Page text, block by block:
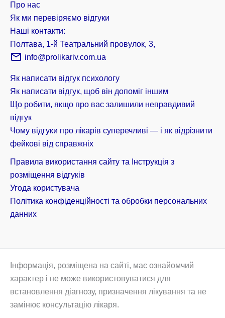
Про нас
Як ми перевіряємо відгуки
Наші контакти:
Полтава, 1-й Театральний провулок, 3,
info@prolikariv.com.ua
Як написати відгук психологу
Як написати відгук, щоб він допоміг іншим
Що робити, якщо про вас залишили неправдивий
відгук
Чому відгуки про лікарів суперечливі — і як відрізнити
фейкові від справжніх
Правила використання сайту та Інструкція з
розміщення відгуків
Угода користувача
Політика конфіденційності та обробки персональних
данних
Інформація, розміщена на сайті, має ознайомчий
характер і не може використовуватися для
встановлення діагнозу, призначення лікування та не
замінює консультацію лікаря.